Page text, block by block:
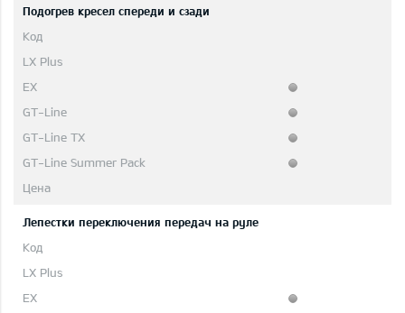
Подогрев кресел спереди и сзади
Лепестки переключения передач на руле